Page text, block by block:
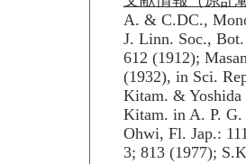
A. & C.DC.,
J. Linn. Soc.,
612 (1912);
(1932), in Sci.
Kitam. &
Kitam. in A. P. G.
Ohwi, Fl. Jap.:
3; 813 (1977);